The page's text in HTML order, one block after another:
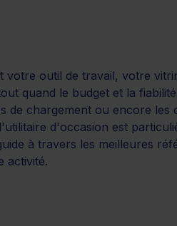
outil de travail, votre
quand le budget et la
chargement ou encore les
d'occasion est
à travers les meilleures
activité.